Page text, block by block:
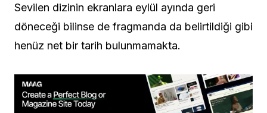
Sevilen dizinin ekranlara eylül ayında geri
döneceği bilinse de fragmanda da belirtildiği gibi
henüz net bir tarih bulunmamakta.